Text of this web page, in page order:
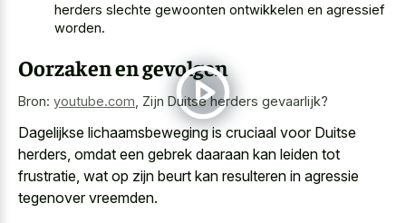
herders slechte gewoonten ontwikkelen en agressief
worden.
Oorzaken en gevolgen
Bron: youtube.com Zijn Duitse herders gevaarlijk?
Dagelijkse lichaamsbeweging is cruciaal voor Duitse
herders, omdat een gebrek daaraan kan leiden tot
frustratie, wat op zijn beurt kan resulteren in agressie
tegenover vreemden.